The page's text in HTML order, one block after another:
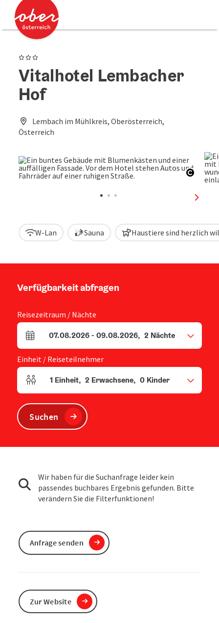
Zum Inhalt
Zum Seitenanfang
3 Sterne
Vitalhotel Lembacher
Hof
Lembach im Mühlkreis, Oberösterreich,
Österreich
W-Lan Sauna Haustiere sind herzlich
Verfügbarkeit abfragen
Reisezeitraum / Nächte
An- und Abreisefelder
07.08.2026- 09.08.2026, 2 Nächte
Einheit / Reiseteilnehmer
Einheitenanzahl und Personenfelder
1 Einheit, 2 Erwachsene, 0 Kinder
Suchen
Wir haben für die Suchanfrage leider kein
passendes buchbares Ergebnis gefunden. Bitte
verändern Sie die Filterfunktionen!
Anfrage senden
Zur Website